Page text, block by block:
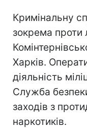
Кримінальну
зокрема проти
Харків.
діяльність
Служба
заходів з
наркотиків.